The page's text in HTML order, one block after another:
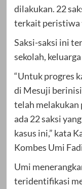
dilakukan. 22
terkait peristiwa
Saksi-saksi ini
sekolah,
“Untuk progres
di Mesuji
telah melakukan
ada 22 saksi
kasus ini,” kata
Kombes Umi
Umi
teridentifikasi